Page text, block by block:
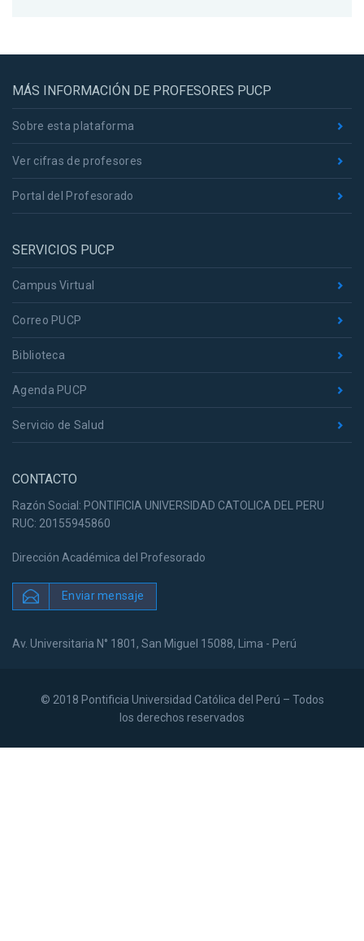
MÁS INFORMACIÓN DE PROFESORES PUCP
Sobre esta plataforma
Ver cifras de profesores
Portal del Profesorado
SERVICIOS PUCP
Campus Virtual
Correo PUCP
Biblioteca
Agenda PUCP
Servicio de Salud
CONTACTO
Razón Social: PONTIFICIA UNIVERSIDAD CATOLICA DEL PERU
RUC: 20155945860
Dirección Académica del Profesorado
Enviar mensaje
Av. Universitaria N° 1801, San Miguel 15088, Lima - Perú
© 2018 Pontificia Universidad Católica del Perú – Todos
los derechos reservados